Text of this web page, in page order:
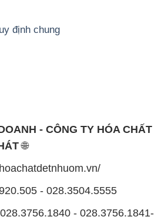
định chung
- CÔNG TY HÓA CHẤT
🌐
- 028.3504.5555
- 028.3756.1841-